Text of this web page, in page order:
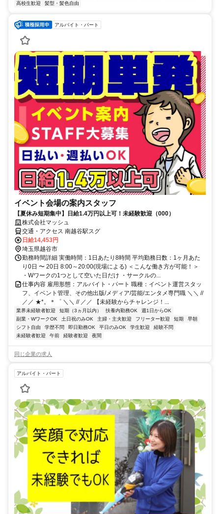
高校生歓迎
髪型・髪色自由
アルバイト・パート
イベント会場の案内スタッフ
【夏休み短期集中】日給1.4万円以上可！未経験歓迎（000）
株式会社マッシュ
交通・アクセス 南越谷駅スグ
日給14,453円
埼玉県越谷市
勤務時間詳細 実働時間：1日あたり8時間 平均勤務日数：1ヶ月あた
り0日 〜 20日 8:00～20:00(現場による) ＜こんな働き方が可能！＞
・Wワークの1つとして空いた日だけ ・サークルの...
仕事内容 雇用形態：アルバイト・パート 職種：イベント運営スタッ
フ、イベント管理、その他出版/メディア/芸能/エンタメ専門職 ＼＼ //
／／ ★*。＊゜ ＼＼ // ／／ 【未経験からチャレンジ！...
業界未経験者歓迎 短期（3ヵ月以内） 扶養内勤務OK
週1日からOK
副業・WワークOK
土日祝のみOK 主婦・主夫歓迎 フリーター歓迎 短期
早朝
シフト自由
学歴不問 即日勤務OK 平日のみOK 学生歓迎
経験不問
未経験者歓迎
午前 経験者歓迎 夜間
同じ企業の求人
アルバイト・パート